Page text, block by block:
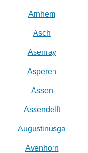
Arnhem
Asch
Asenray
Asperen
Assen
Assendelft
Augustinusga
Avenhorn